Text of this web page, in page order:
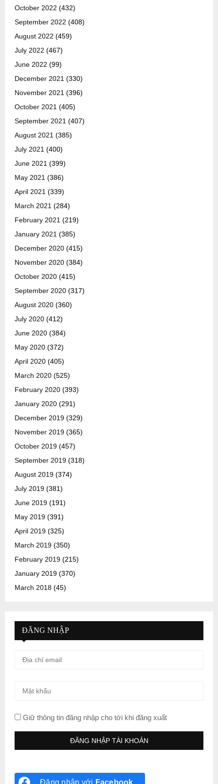
October 2022 (432)
September 2022 (408)
August 2022 (459)
July 2022 (467)
June 2022 (99)
December 2021 (330)
November 2021 (396)
October 2021 (405)
September 2021 (407)
August 2021 (385)
July 2021 (400)
June 2021 (399)
May 2021 (386)
April 2021 (339)
March 2021 (284)
February 2021 (219)
January 2021 (385)
December 2020 (415)
November 2020 (384)
October 2020 (415)
September 2020 (317)
August 2020 (360)
July 2020 (412)
June 2020 (384)
May 2020 (372)
April 2020 (405)
March 2020 (525)
February 2020 (393)
January 2020 (291)
December 2019 (329)
November 2019 (365)
October 2019 (457)
September 2019 (318)
August 2019 (374)
July 2019 (381)
June 2019 (191)
May 2019 (391)
April 2019 (325)
March 2019 (350)
February 2019 (215)
January 2019 (370)
March 2018 (45)
ĐĂNG NHẬP
Giữ thông tin đăng nhập cho tới khi đăng xuất
Đăng nhập với Facebook